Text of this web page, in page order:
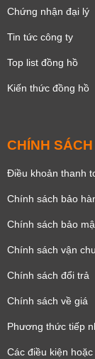
Chứng nhận đại lý
Tin tức công ty
Top list đồng hồ
Kiến thức đồng hồ
CHÍNH
Điều khoản thanh
Chính sách bảo
Chính sách bảo
Chính sách vận
Chính sách đổi trả
Chính sách về giá
Phương thức tiếp
Các điều kiện